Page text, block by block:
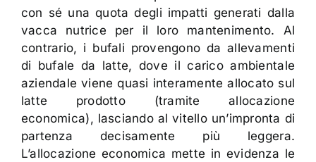
con sé una quota degli impatti generati dalla
vacca nutrice per il loro mantenimento. Al
contrario, i bufali provengono da allevamenti
di bufale da latte, dove il carico ambientale
aziendale viene quasi interamente allocato sul
latte prodotto (tramite allocazione
economica), lasciando al vitello un’impronta di
partenza decisamente più leggera.
L’allocazione economica mette in evidenza le